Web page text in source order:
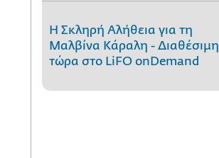
Η Σκληρή Αλήθεια για τη
Μαλβίνα Κάραλη - Διαθέσιμη
τώρα στo LiFO onDemand